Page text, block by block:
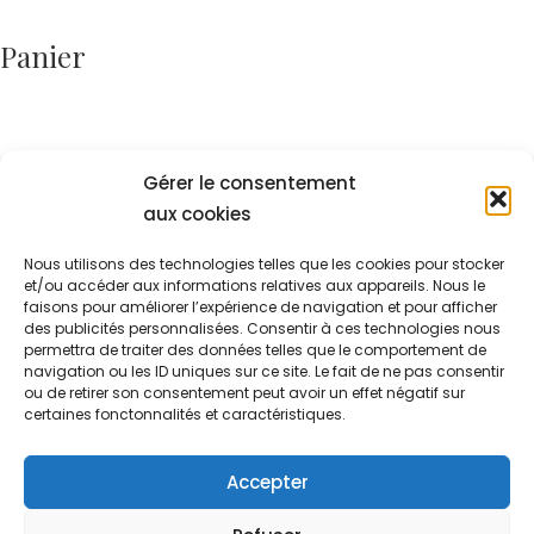
Gérer le consentement
aux cookies
Nous utilisons des technologies telles que les cookies pour stocker
et/ou accéder aux informations relatives aux appareils. Nous le
faisons pour améliorer l’expérience de navigation et pour afficher
des publicités personnalisées. Consentir à ces technologies nous
permettra de traiter des données telles que le comportement de
navigation ou les ID uniques sur ce site. Le fait de ne pas consentir
ou de retirer son consentement peut avoir un effet négatif sur
certaines fonctonnalités et caractéristiques.
Accepter
Panier
Votre panier est actuellement vide.